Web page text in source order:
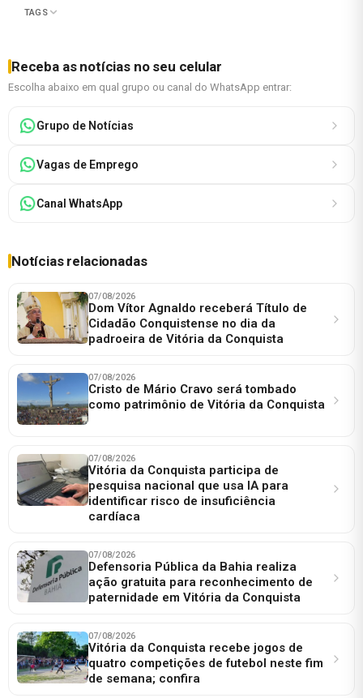
TAGS
Receba as notícias no seu celular
Escolha abaixo em qual grupo ou canal do WhatsApp entrar:
Grupo de Notícias
Vagas de Emprego
Canal WhatsApp
Notícias relacionadas
07/08/2026
Dom Vítor Agnaldo receberá Título de
Cidadão Conquistense no dia da
padroeira de Vitória da Conquista
07/08/2026
Cristo de Mário Cravo será tombado
como patrimônio de Vitória da Conquista
07/08/2026
Vitória da Conquista participa de
pesquisa nacional que usa IA para
identificar risco de insuficiência
cardíaca
07/08/2026
Defensoria Pública da Bahia realiza
ação gratuita para reconhecimento de
paternidade em Vitória da Conquista
07/08/2026
Vitória da Conquista recebe jogos de
quatro competições de futebol neste fim
de semana; confira